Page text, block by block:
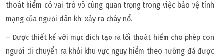
thoát hiểm có vai trò vô cùng quan trọng trong việc bảo vệ tính
mạng của người dân khi xảy ra cháy nổ.
– Được thiết kế với mục đích tạo ra lối thoát hiểm cho phép con
người di chuyển ra khỏi khu vực nguy hiểm theo hướng đã được